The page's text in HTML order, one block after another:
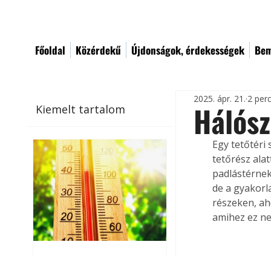
Főoldal Közérdekű Újdonságok, érdekességek
Kiemelt tartalom
2025. ápr. 21. 2
Egy tetőtéri
tetőrész
de a
részeken,
amihez ez